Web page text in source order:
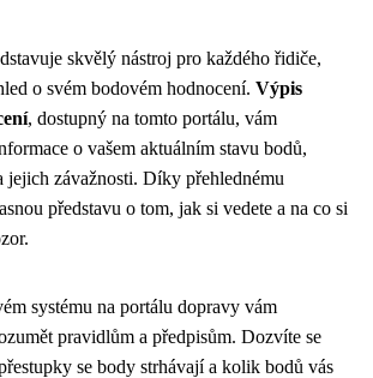
skvělý nástroj pro každého řidiče,
o svém bodovém hodnocení. Výpis
, dostupný na tomto portálu, vám
o vašem aktuálním stavu bodů,
jejich závažnosti. Díky přehlednému
představu o tom, jak si vedete a na co si
systému na portálu dopravy vám
pravidlům a předpisům. Dozvíte se
se body strhávají a kolik bodů vás